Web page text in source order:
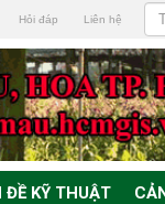
Hỏi đáp Liên hệ
ĐỀ KỸ THUẬT